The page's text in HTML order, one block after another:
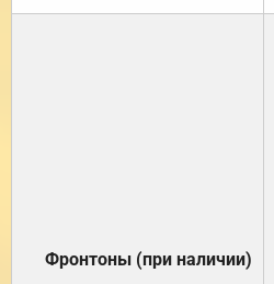
Фронтоны (при наличии)